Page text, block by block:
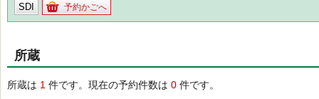
SDI 予約かごへ
所蔵
所蔵は 1 件です。現在の予約件数は 0 件です。